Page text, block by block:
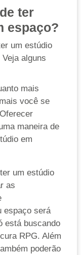
ter
espaço?
um estúdio
alguns
mais
você se
maneira de
em
ter um estúdio
as
espaço será
está buscando
RPG. Além
poderão